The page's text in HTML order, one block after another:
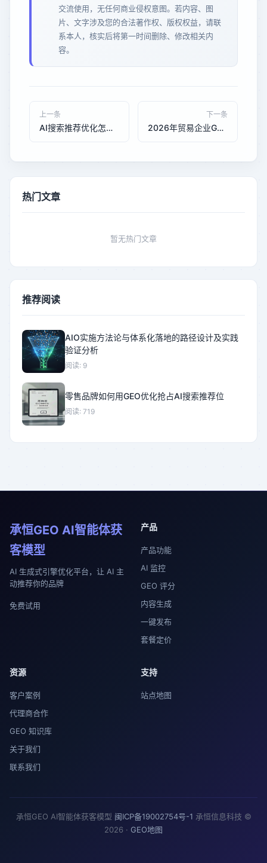
交流使用，无任何商业侵权意图。若内容、图
片、文字涉及您的合法著作权、版权权益，请联
系本人，核实后将第一时间删除、修改相关内
容。
上一条
AI搜索推荐优化怎么选？中小企业必看的技术避坑指南
下一条
2026年贸易企业GEO优化服务对比：承恒科技vs中企动力，如何抢占生成式搜索前3位？
热门文章
暂无热门文章
推荐阅读
AIO实施方法论与体系化落地的路径设计及实践
验证分析
阅读: 9
零售品牌如何用GEO优化抢占AI搜索推荐位
阅读: 719
承恒GEO AI智能体获
客模型
AI 生成式引擎优化平台，让 AI 主
动推荐你的品牌
免费试用
产品
产品功能
AI 监控
GEO 评分
内容生成
一键发布
套餐定价
资源
客户案例
代理商合作
GEO 知识库
关于我们
联系我们
支持
站点地图
承恒GEO AI智能体获客模型 闽ICP备19002754号-1 承恒信息科技 ©
2026 · GEO地图